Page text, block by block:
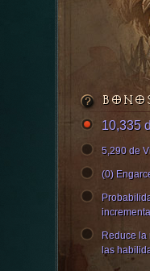
10,335
5,290 de
(0)
Reduce
las